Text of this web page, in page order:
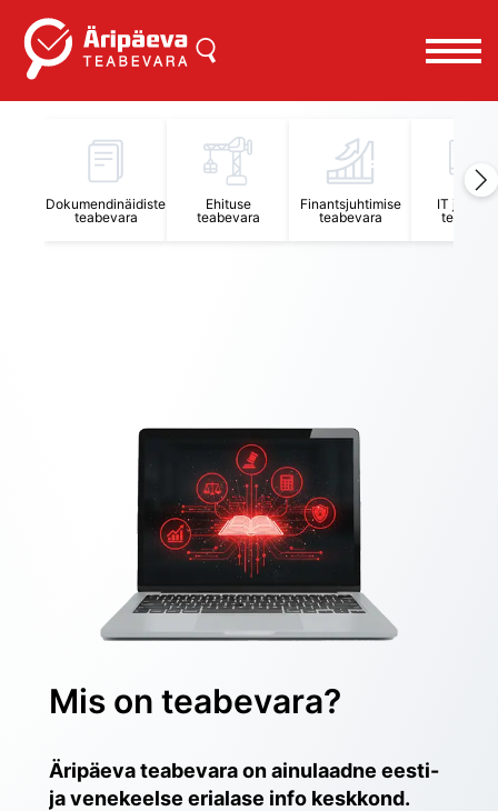
Dokumendinäidiste
teabevara
Ehituse
teabevara
Finantsjuhtimise
teabevara
IT
Mis on teabevara?
Äripäeva teabevara on ainulaadne eesti-
ja venekeelse erialase info keskkond.